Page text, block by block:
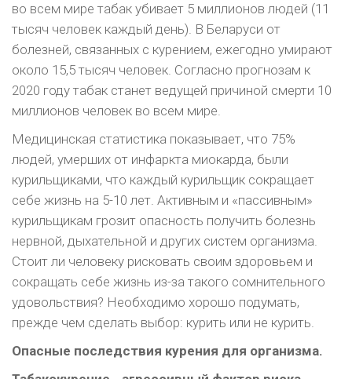
во всем мире табак убивает 5 миллионов людей (11
тысяч человек каждый день). В Беларуси от
болезней, связанных с ку­рением, ежегодно умирают
около 15,5 тысяч че­ловек. Согласно прогнозам к
2020 году табак станет ведущей причиной смерти 10
миллионов человек во всем мире.
Медицинская статистика показывает, что 75%
людей, умерших от инфаркта миокарда, бы­ли
курильщиками, что каждый курильщик сокра­щает
себе жизнь на 5-10 лет. Активным и «пас­сивным»
курильщикам грозит опасность полу­чить болезнь
нервной, дыхательной и других систем организма.
Стоит ли человеку рисковать своим здоровьем и
сокращать себе жизнь из-за такого сомнительного
удовольствия? Необходи­мо хорошо подумать,
прежде чем сделать выбор: курить или не курить.
Опасные последствия курения для организма.